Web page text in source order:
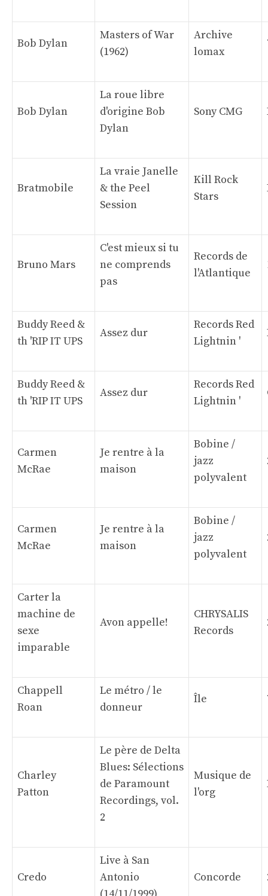
Bob Dylan
Masters of War
(1962)
Archive
lomax
Bob Dylan
La roue libre
d'origine Bob
Dylan
Sony CMG
Bratmobile
La vraie Janelle
& the Peel
Session
Kill Rock
Stars
Bruno Mars
C'est mieux si tu
ne comprends
pas
Records de
l'Atlantique
Buddy Reed &
th 'RIP IT UPS
Assez dur
Records Red
Lightnin '
Buddy Reed &
th 'RIP IT UPS
Assez dur
Records Red
Lightnin '
Carmen
McRae
Je rentre à la
maison
Bobine /
jazz
polyvalent
Carmen
McRae
Je rentre à la
maison
Bobine /
jazz
polyvalent
Carter la
machine de
sexe
imparable
Avon appelle!
CHRYSALIS
Records
Chappell
Roan
Le métro / le
donneur
Île
Charley
Patton
Le père de Delta
Blues: Sélections
de Paramount
Recordings, vol.
2
Musique de
l'org
Credo
Live à San
Antonio
Concorde